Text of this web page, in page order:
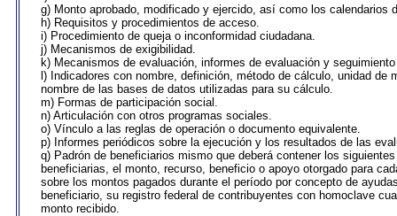
g) Monto aprobado, modificado y ejercido, así como los calendarios
h) Requisitos y procedimientos de acceso.
i) Procedimiento de queja o inconformidad ciudadana.
j) Mecanismos de exigibilidad.
k) Mecanismos de evaluación, informes de evaluación y
l) Indicadores con nombre, definición, método de cálculo, unidad de
nombre de las bases de datos utilizadas para su cálculo.
m) Formas de participación social.
n) Articulación con otros programas sociales.
o) Vínculo a las reglas de operación o documento equivalente.
p) Informes periódicos sobre la ejecución y los resultados de las
q) Padrón de beneficiarios mismo que deberá contener los
beneficiarias, el monto, recurso, beneficio o apoyo otorgado para
sobre los montos pagados durante el período por concepto de
beneficiario, su registro federal de contribuyentes con homoclave
monto recibido.